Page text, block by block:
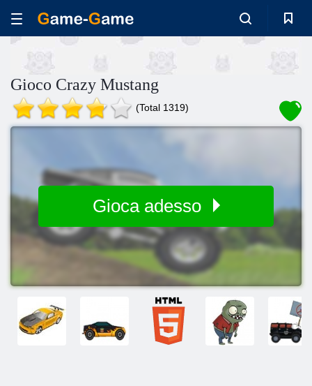
Gioco Crazy Mustang
(Total 1319)
Gioca adesso